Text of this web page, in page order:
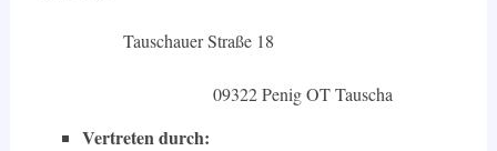
Tauschauer Straße 18
09322 Penig OT Tauscha
Vertreten durch: